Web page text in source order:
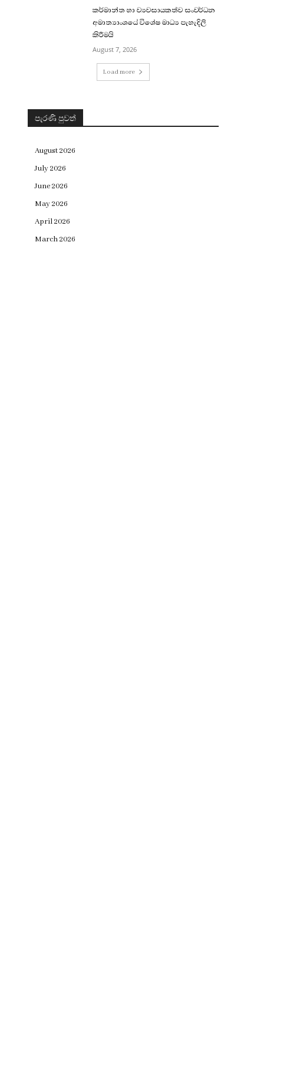
කර්මාන්ත හා ව්‍යවසායකත්ව සංවර්ධන
අමාත්‍යාංශයේ විශේෂ මාධ්‍ය පැහැදිලි
කිරීමයි
August 7, 2026
Load more
පැරණි පුවත්
August 2026
July 2026
June 2026
May 2026
April 2026
March 2026